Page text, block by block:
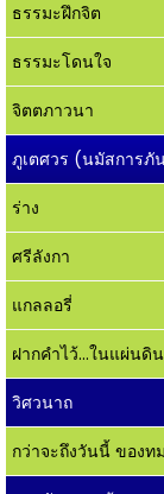
ธรรมะฝึกจิต
ธรรมะโดนใจ
จิตตภาวนา
ภูเตศวร (นมัสการภั
ร่าง
ศรีลังกา
แกลลอรี่
ฝากคำไว้...ในแผ่นดิ
วิศวนาถ
กว่าจะถึงวันนี้ ของท